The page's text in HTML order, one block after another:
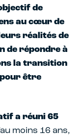
de
au cœur de
réalités de
de répondre à
la transition
être
a réuni 65
moins 16 ans,